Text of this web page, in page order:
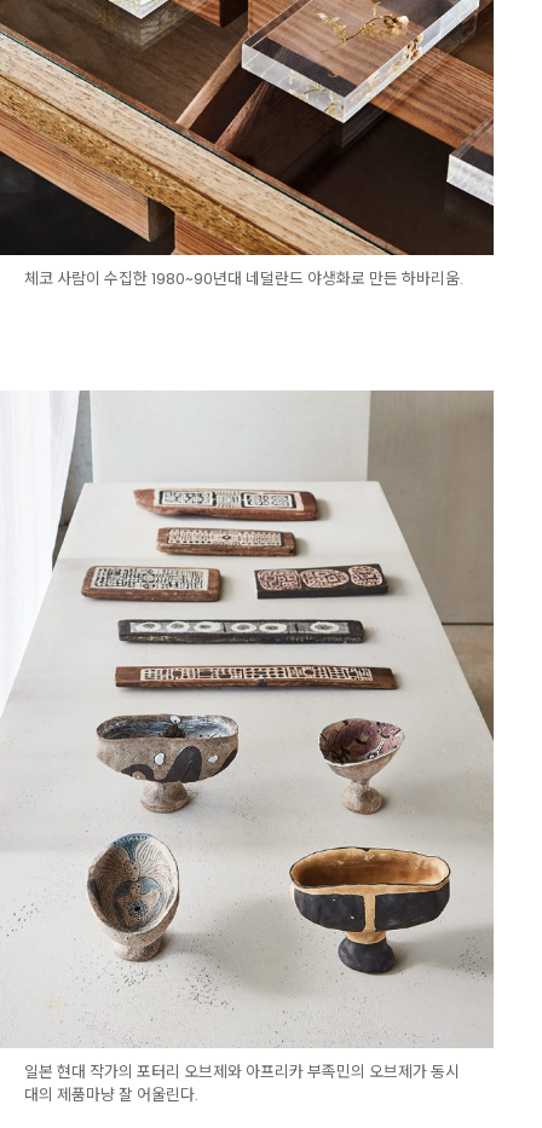
체코 사람이 수집한 1980~90년대 네덜란드 야생화로 만든 하바리움.
일본 현대 작가의 포터리 오브제와 아프리카 부족민의 오브제가 동시
대의 제품마냥 잘 어울린다.